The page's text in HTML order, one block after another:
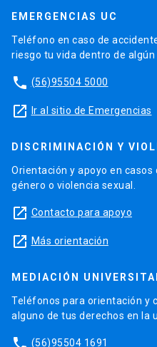
EMERGENCIAS UC
Teléfono en caso de
riesgo tu vida dentro de algún
phone (56)95504 5000
launch Ir al sitio de Emergencias
DISCRIMINACIÓN Y
Orientación y apoyo en
género o violencia sexual.
launch Contacto para apoyo
launch Más orientación
MEDIACIÓN
Teléfonos para orientación y
alguno de tus derechos en la
(56)95504 1691